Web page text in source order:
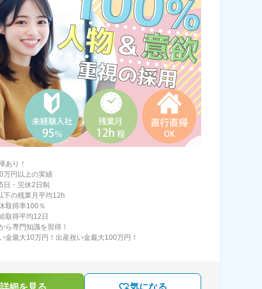
あり！
円以上の実績
・完休2日制
の残業月平均12h
取得率100％
取得平均12日
ら専門知識を習得！
金最大10万円！出産祝い金最大100万円！
細を見る 気になる